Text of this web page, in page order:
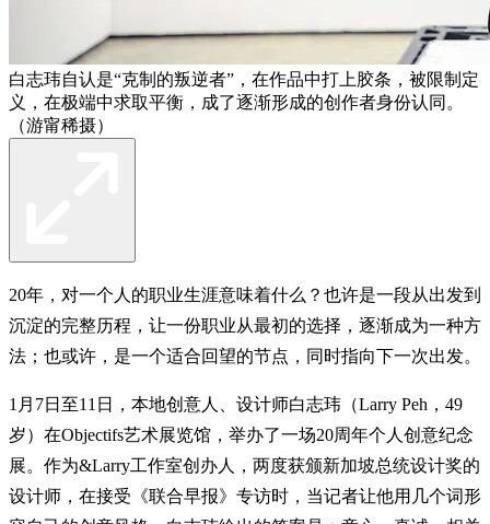
白志玮自认是“克制的叛逆者”，在作品中打上胶条，被限制定
义，在极端中求取平衡，成了逐渐形成的创作者身份认同。
（游甯稀摄）
20年，对一个人的职业生涯意味着什么？也许是一段从出发到
沉淀的完整历程，让一份职业从最初的选择，逐渐成为一种方
法；也或许，是一个适合回望的节点，同时指向下一次出发。
1月7日至11日，本地创意人、设计师白志玮（Larry Peh，49
岁）在Objectifs艺术展览馆，举办了一场20周年个人创意纪念
展。作为&Larry工作室创办人，两度获颁新加坡总统设计奖的
设计师，在接受《联合早报》专访时，当记者让他用几个词形